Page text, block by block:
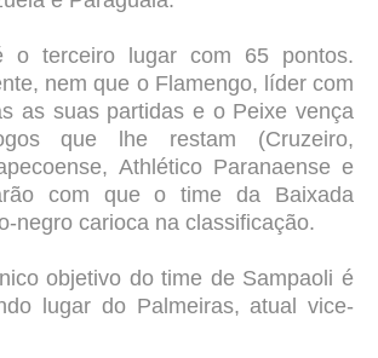
o terceiro lugar com 65 pontos.
nem que o Flamengo, líder com
as suas partidas e o Peixe vença
que lhe restam (Cruzeiro,
Athlético Paranaense e
com que o time da Baixada
negro carioca na classificação.
objetivo do time de Sampaoli é
lugar do Palmeiras, atual vice-